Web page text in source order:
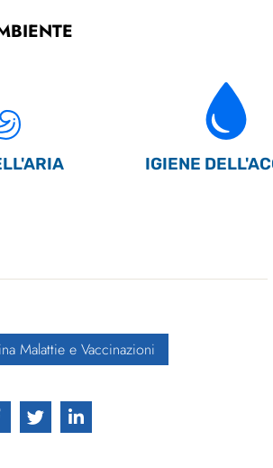
IGIENE
Malattie e Vaccinazioni